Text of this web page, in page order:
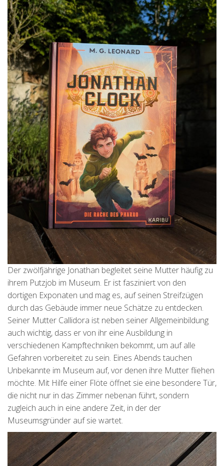
Der zwölfjährige Jonathan begleitet seine Mutter häufig zu
ihrem Putzjob im Museum. Er ist fasziniert von den
dortigen Exponaten und mag es, auf seinen Streifzügen
durch das Gebäude immer neue Schätze zu entdecken.
Seiner Mutter Callidora ist neben seiner Allgemeinbildung
auch wichtig, dass er von ihr eine Ausbildung in
verschiedenen Kampftechniken bekommt, um auf alle
Gefahren vorbereitet zu sein. Eines Abends tauchen
Unbekannte im Museum auf, vor denen ihre Mutter fliehen
möchte. Mit Hilfe einer Flöte öffnet sie eine besondere Tür,
die nicht nur in das Zimmer nebenan führt, sondern
zugleich auch in eine andere Zeit, in der der
Museumsgründer auf sie wartet.